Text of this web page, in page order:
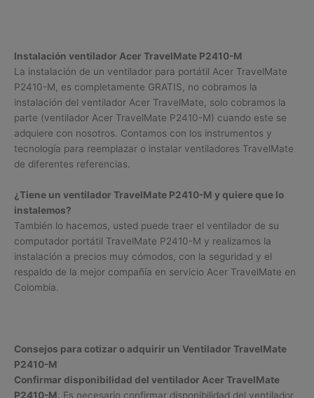
Instalación ventilador Acer TravelMate P2410-M
La instalación de un ventilador para portátil Acer TravelMate
P2410-M, es completamente GRATIS, no cobramos la
instalación del ventilador Acer TravelMate, solo cobramos la
parte (ventilador Acer TravelMate P2410-M) cuando este se
adquiere con nosotros. Contamos con los instrumentos y
tecnología para reemplazar o instalar ventiladores TravelMate
de diferentes referencias.
¿Tiene un ventilador TravelMate P2410-M y quiere que lo
instalemos?
También lo hacemos, usted puede traer el ventilador de su
computador portátil TravelMate P2410-M y realizamos la
instalación a precios muy cómodos, con la seguridad y el
respaldo de la mejor compañía en servicio Acer TravelMate en
Colombia.
Consejos para cotizar o adquirir un Ventilador TravelMate
P2410-M
Confirmar disponibilidad del ventilador Acer TravelMate
P2410-M. Es necesario confirmar disponibilidad del ventilador